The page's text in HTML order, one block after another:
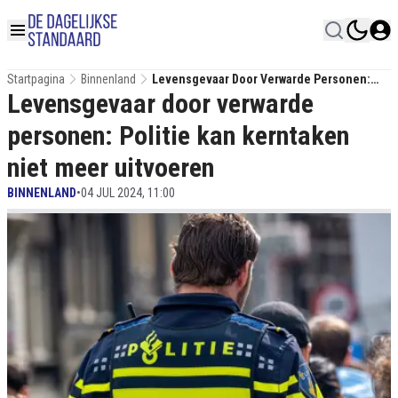
Startpagina Binnenland
Levensgevaar Door Verwarde Personen:
Politie Kan Kerntaken Niet Meer Uitvoeren
Levensgevaar door verwarde
personen: Politie kan kerntaken
niet meer uitvoeren
BINNENLAND•04 JUL 2024, 11:00